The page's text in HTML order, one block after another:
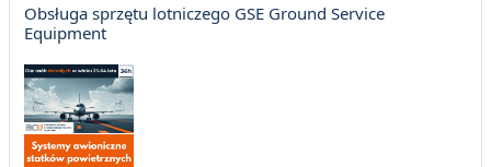
Obsługa sprzętu lotniczego GSE Ground Service
Equipment